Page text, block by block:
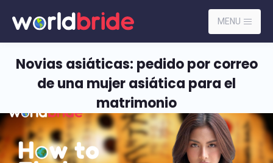
MENU
Novias asiáticas: pedido por correo
de una mujer asiática para el
matrimonio